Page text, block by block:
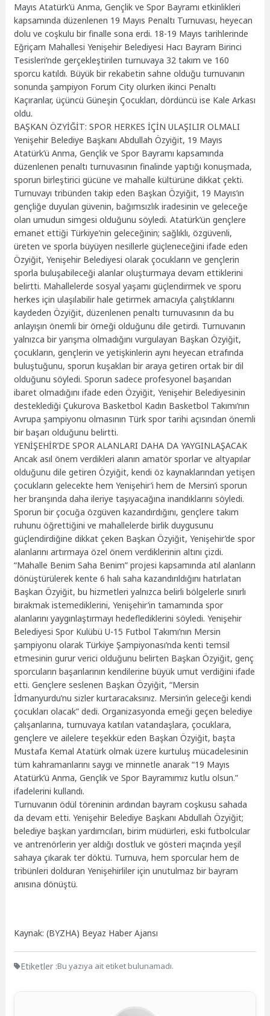
Mayıs Atatürk’ü Anma, Gençlik ve Spor Bayramı etkinlikleri
kapsamında düzenlenen 19 Mayıs Penaltı Turnuvası, heyecan
dolu ve coşkulu bir finalle sona erdi. 18-19 Mayıs tarihlerinde
Eğriçam Mahallesi Yenişehir Belediyesi Hacı Bayram Birinci
Tesisleri’nde gerçekleştirilen turnuvaya 32 takım ve 160
sporcu katıldı. Büyük bir rekabetin sahne olduğu turnuvanın
sonunda şampiyon Forum City olurken ikinci Penaltı
Kaçıranlar, üçüncü Güneşin Çocukları, dördüncü ise Kale Arkası
oldu.
BAŞKAN ÖZYİĞİT: SPOR HERKES İÇİN ULAŞILIR OLMALI
Yenişehir Belediye Başkanı Abdullah Özyiğit, 19 Mayıs
Atatürk’ü Anma, Gençlik ve Spor Bayramı kapsamında
düzenlenen penaltı turnuvasının finalinde yaptığı konuşmada,
sporun birleştirici gücüne ve mahalle kültürüne dikkat çekti.
Turnuvayı tribünden takip eden Başkan Özyiğit, 19 Mayıs’ın
gençliğe duyulan güvenin, bağımsızlık iradesinin ve geleceğe
olan umudun simgesi olduğunu söyledi. Atatürk’ün gençlere
emanet ettiği Türkiye’nin geleceğinin; sağlıklı, özgüvenli,
üreten ve sporla büyüyen nesillerle güçleneceğini ifade eden
Özyiğit, Yenişehir Belediyesi olarak çocukların ve gençlerin
sporla buluşabileceği alanlar oluşturmaya devam ettiklerini
belirtti. Mahallelerde sosyal yaşamı güçlendirmek ve sporu
herkes için ulaşılabilir hale getirmek amacıyla çalıştıklarını
kaydeden Özyiğit, düzenlenen penaltı turnuvasının da bu
anlayışın önemli bir örneği olduğunu dile getirdi. Turnuvanın
yalnızca bir yarışma olmadığını vurgulayan Başkan Özyiğit,
çocukların, gençlerin ve yetişkinlerin aynı heyecan etrafında
buluştuğunu, sporun kuşakları bir araya getiren ortak bir dil
olduğunu söyledi. Sporun sadece profesyonel başarıdan
ibaret olmadığını ifade eden Özyiğit, Yenişehir Belediyesinin
desteklediği Çukurova Basketbol Kadın Basketbol Takımı’nın
Avrupa şampiyonu olmasının Türk spor tarihi açısından önemli
bir başarı olduğunu belirtti.
YENİŞEHİR’DE SPOR ALANLARI DAHA DA YAYGINLAŞACAK
Ancak asıl önem verdikleri alanın amatör sporlar ve altyapılar
olduğunu dile getiren Özyiğit, kendi öz kaynaklarından yetişen
çocukların gelecekte hem Yenişehir’i hem de Mersin’i sporun
her branşında daha ileriye taşıyacağına inandıklarını söyledi.
Sporun bir çocuğa özgüven kazandırdığını, gençlere takım
ruhunu öğrettiğini ve mahallelerde birlik duygusunu
güçlendirdiğine dikkat çeken Başkan Özyiğit, Yenişehir’de spor
alanlarını artırmaya özel önem verdiklerinin altını çizdi.
“Mahalle Benim Saha Benim” projesi kapsamında atıl alanların
dönüştürülerek kente 6 halı saha kazandırıldığını hatırlatan
Başkan Özyiğit, bu hizmetleri yalnızca belirli bölgelerle sınırlı
bırakmak istemediklerini, Yenişehir’in tamamında spor
alanlarını yaygınlaştırmayı hedeflediklerini söyledi. Yenişehir
Belediyesi Spor Kulübü U-15 Futbol Takımı’nın Mersin
şampiyonu olarak Türkiye Şampiyonası’nda kenti temsil
etmesinin gurur verici olduğunu belirten Başkan Özyiğit, genç
sporcuların başarılarının kendilerine büyük umut verdiğini ifade
etti. Gençlere seslenen Başkan Özyiğit, “Mersin
İdmanyurdu’nu sizler kurtaracaksınız. Mersin’in geleceği kendi
çocukları olacak” dedi. Organizasyonda emeği geçen belediye
çalışanlarına, turnuvaya katılan vatandaşlara, çocuklara,
gençlere ve ailelere teşekkür eden Başkan Özyiğit, başta
Mustafa Kemal Atatürk olmak üzere kurtuluş mücadelesinin
tüm kahramanlarını saygı ve minnetle anarak “19 Mayıs
Atatürk’ü Anma, Gençlik ve Spor Bayramımız kutlu olsun.”
ifadelerini kullandı.
Turnuvanın ödül töreninin ardından bayram coşkusu sahada
da devam etti. Yenişehir Belediye Başkanı Abdullah Özyiğit;
belediye başkan yardımcıları, birim müdürleri, eski futbolcular
ve antrenörlerin yer aldığı dostluk ve gösteri maçında yeşil
sahaya çıkarak ter döktü. Turnuva, hem sporcular hem de
tribünleri dolduran Yenişehirliler için unutulmaz bir bayram
anısına dönüştü.
Kaynak: (BYZHA) Beyaz Haber Ajansı
Etiketler :Bu yazıya ait etiket bulunamadı.